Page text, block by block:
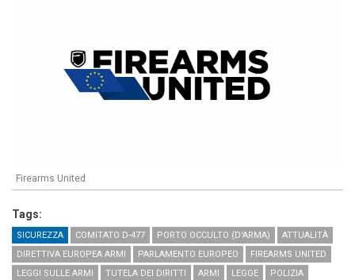
Firearms United
Tags:
SICUREZZA COMITATO D-477 PORTO OCCULTO (D'ARMA)
ATTUALITÀ
DIRETTIVA EUROPEA ARMI
PARLAMENTO EUROPEO
FIREARMS UNITED
LEGGI SULLE ARMI
TUTELA DEI DIRITTI ARMI LEGGE
POLIZIA